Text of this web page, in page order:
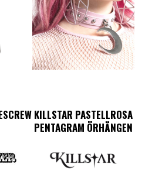
KILLSTAR PASTELLROSA
PENTAGRAM ÖRHÄNGEN